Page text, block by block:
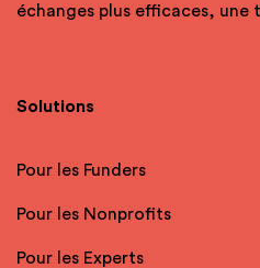
échanges plus efficaces,
Solutions
Pour les Funders
Pour les Nonprofits
Pour les Experts